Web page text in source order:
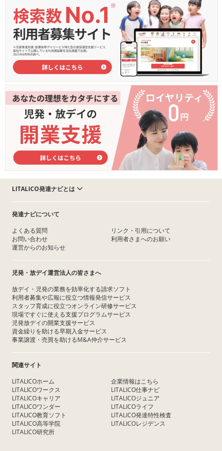
LITALICO発達ナビとは
発達ナビについて
よくある質問
お問い合わせ
運営からのお知らせ
リンク・引用について
利用者さまへのお願い
児発・放デイ運営法人の皆さまへ
放デイ・児発の業務を効率化する請求ソフト
利用者募集や広報に役立つ情報発信サービス
スタッフ育成に役立つオンライン研修サービス
現場ですぐに使える支援プログラムサービス
児発放デイの開業支援サービス
資金繰りを助ける早期入金サービス
事業譲渡・売買を助けるM&A仲介サービス
関連サイト
LITALICOホーム
LITALICOワークス
LITALICOキャリア
LITALICOワンダー
LITALICO教育ソフト
LITALICO高等学院
LITALICO研究所
企業情報はこちら
LITALICO仕事ナビ
LITALICOジュニア
LITALICOライフ
LITALICO発達特性検査
LITALICOレジデンス